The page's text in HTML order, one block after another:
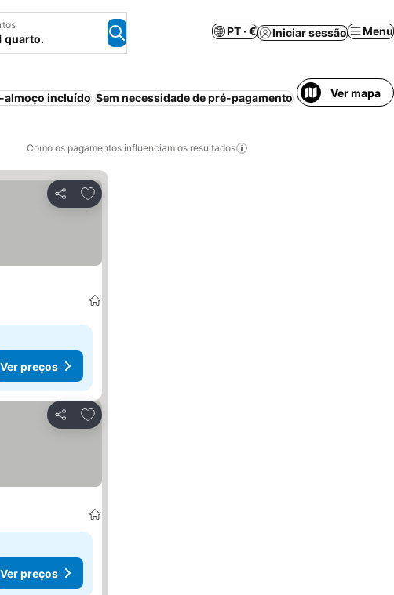
quarto.
PT · € Iniciar sessão Menu
almoço incluído Sem necessidade de pré-pagamento Bed & Breakfast
Ver mapa
Como os pagamentos influenciam os resultados
Partilhar
Adicionar aos favoritos
Ver preços
Partilhar
Adicionar aos favoritos
Ver preços